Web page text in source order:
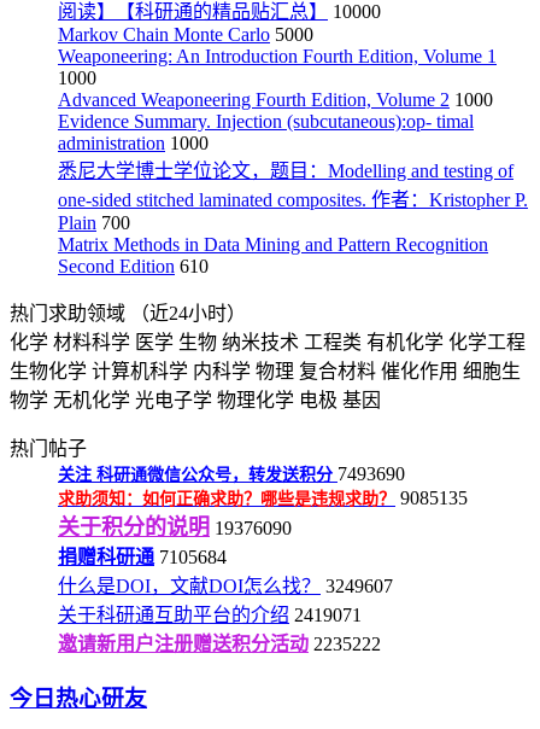
阅读】【科研通的精品贴汇总】
10000
Markov Chain Monte Carlo 5000
Weaponeering: An Introduction Fourth Edition, Volume 1
1000
Advanced Weaponeering Fourth Edition, Volume 2 1000
Evidence Summary. Injection (subcutaneous):op- timal
administration 1000
悉尼大学博士学位论文，题目：Modelling and testing of
one-sided stitched laminated composites. 作者：Kristopher P.
Plain 700
Matrix Methods in Data Mining and Pattern Recognition
Second Edition 610
热门求助领域
（近24小时）
化学 材料科学 医学 生物 纳米技术 工程类 有机化学 化学工程
生物化学 计算机科学 内科学 物理 复合材料 催化作用 细胞生
物学 无机化学 光电子学 物理化学 电极 基因
热门帖子
关注 科研通微信公众号，转发送积分 7493690
求助须知：如何正确求助？哪些是违规求助？ 9085135
关于积分的说明 19376090
捐赠科研通 7105684
什么是DOI，文献DOI怎么找？
3249607
关于科研通互助平台的介绍 2419071
邀请新用户注册赠送积分活动 2235222
今日热心研友